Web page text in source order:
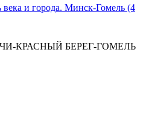
века и города. Минск-Гомель (4
КРАСНЫЙ БЕРЕГ-ГОМЕЛЬ